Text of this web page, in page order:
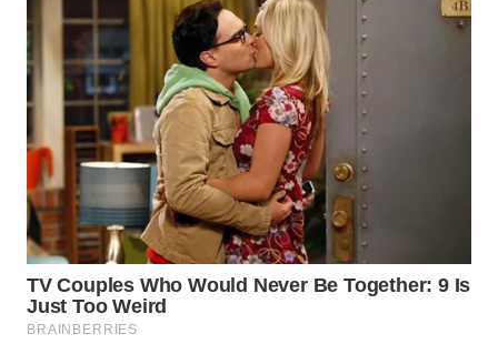
NET
PLN
WATCH
MKLI
LPKKI
LKKI
KOPEKLIN